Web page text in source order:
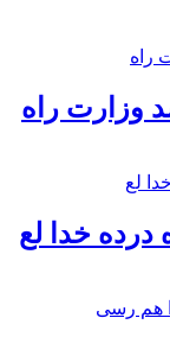
وزارت راه
خدا لع